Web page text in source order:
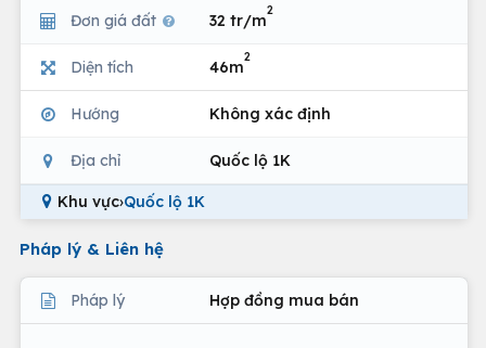
Đơn giá đất 32 tr/m
2
Diện tích 46m
2
Hướng Không xác định
Địa chỉ Quốc lộ 1K
Khu vực›Quốc lộ 1K
Pháp lý & Liên hệ
Pháp lý Hợp đồng mua bán